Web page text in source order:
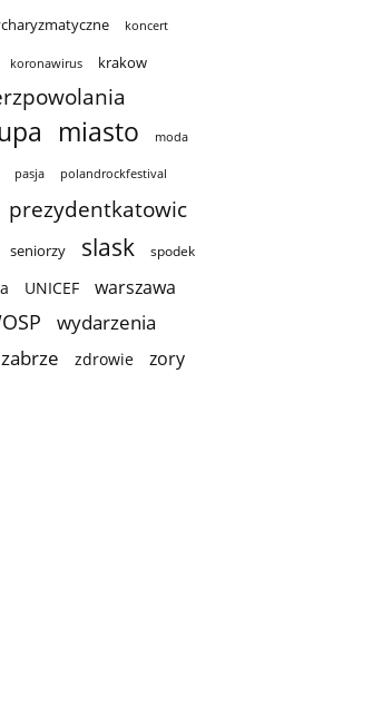
koncert
koronawirus krakow
miasto moda
pasja polandrockfestival
prezydentkatowic
seniorzy slask spodek
UNICEF
warszawa
wydarzenia
zabrze zdrowie zory